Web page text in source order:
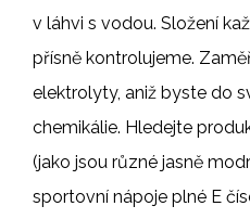
v láhvi s vodou. Složení
přísně kontrolujeme.
elektrolyty, aniž byste do
chemikálie. Hledejte
(jako jsou různé jasně
sportovní nápoje plné E